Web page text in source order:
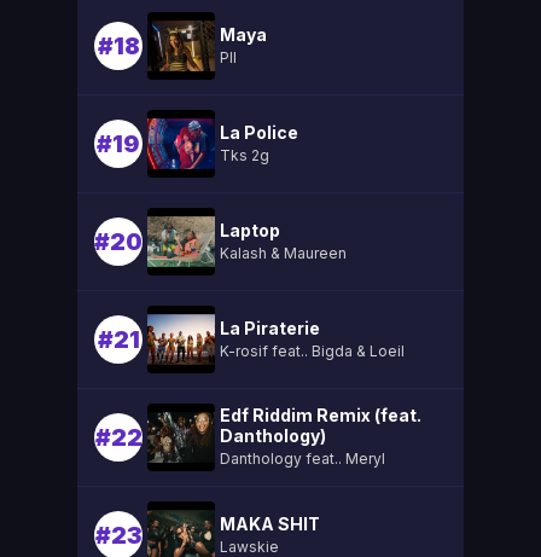
#18 Maya
Pll
#19 La Police
Tks 2g
#20 Laptop
Kalash & Maureen
#21 La Piraterie
K-rosif feat.. Bigda & Loeil
#22
Edf Riddim Remix (feat.
Danthology)
Danthology feat.. Meryl
#23 MAKA SHIT
Lawskie